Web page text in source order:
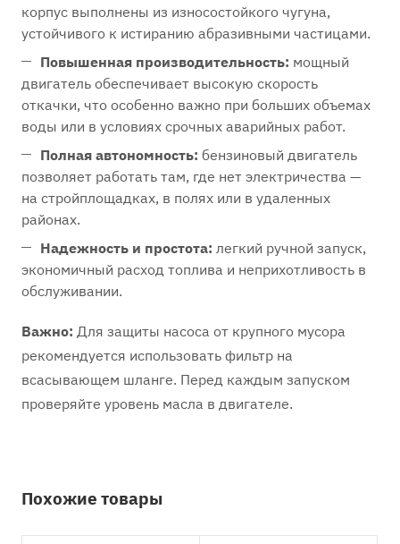
корпус выполнены из износостойкого чугуна,
устойчивого к истиранию абразивными частицами.
Повышенная производительность: мощный
двигатель обеспечивает высокую скорость
откачки, что особенно важно при больших объемах
воды или в условиях срочных аварийных работ.
Полная автономность: бензиновый двигатель
позволяет работать там, где нет электричества —
на стройплощадках, в полях или в удаленных
районах.
Надежность и простота: легкий ручной запуск,
экономичный расход топлива и неприхотливость в
обслуживании.
Важно: Для защиты насоса от крупного мусора
рекомендуется использовать фильтр на
всасывающем шланге. Перед каждым запуском
проверяйте уровень масла в двигателе.
Похожие товары